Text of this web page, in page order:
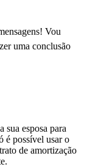
Vou
uma conclusão
sua esposa para
é possível usar o
de amortização